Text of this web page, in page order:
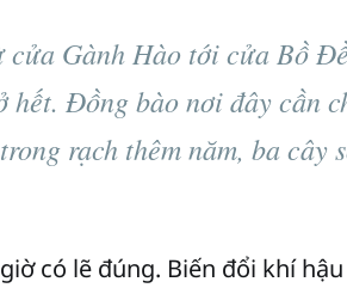
cửa Gành Hào tới cửa Bồ
hết. Đồng bào nơi đây cần
rạch thêm năm, ba cây
có lẽ đúng. Biến đổi khí